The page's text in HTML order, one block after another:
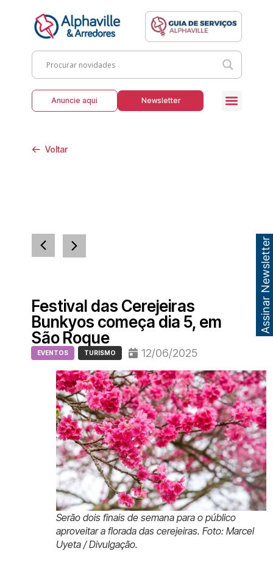
Anuncie aqui Newsletter
Voltar
Festival das Cerejeiras
Bunkyos começa dia 5, em
São Roque
EVENTOS TURISMO 12/06/2025
Serão dois finais de semana para o público
aproveitar a florada das cerejeiras. Foto: Marcel
Uyeta / Divulgação.
Assinar Newsletter